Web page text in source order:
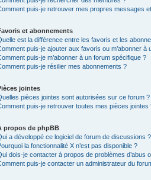
puis-je retrouver mes propres messages
et abonnements
est la différence entre les favoris et les
puis-je ajouter aux favoris ou m’abonner à
puis-je m’abonner à un forum spécifique ?
puis-je résilier mes abonnements ?
jointes
pièces jointes sont autorisées sur ce forum ?
puis-je retrouver toutes mes pièces jointes
propos de phpBB
a développé ce logiciel de forum de discussions ?
la fonctionnalité X n’est pas disponible ?
dois-je contacter à propos de problèmes d’abus
puis-je contacter un administrateur du